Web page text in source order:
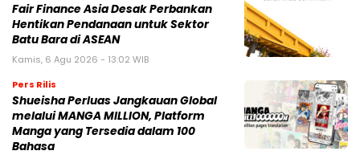
Fair Finance Asia Desak Perbankan
Hentikan Pendanaan untuk Sektor
Batu Bara di ASEAN
Kamis, 6 Agu 2026 - 13:02 WIB
Pers Rilis
Shueisha Perluas Jangkauan Global
melalui MANGA MILLION, Platform
Manga yang Tersedia dalam 100
Bahasa